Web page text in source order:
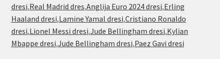
dresi,Real Madrid dres,Anglija Euro 2024 dresi,Erling
Haaland dresi,Lamine Yamal dresi,Cristiano Ronaldo
dresi,Lionel Messi dresi,Jude Bellingham dresi,Kylian
Mbappe dresi,Jude Bellingham dresi,Paez Gavi dresi